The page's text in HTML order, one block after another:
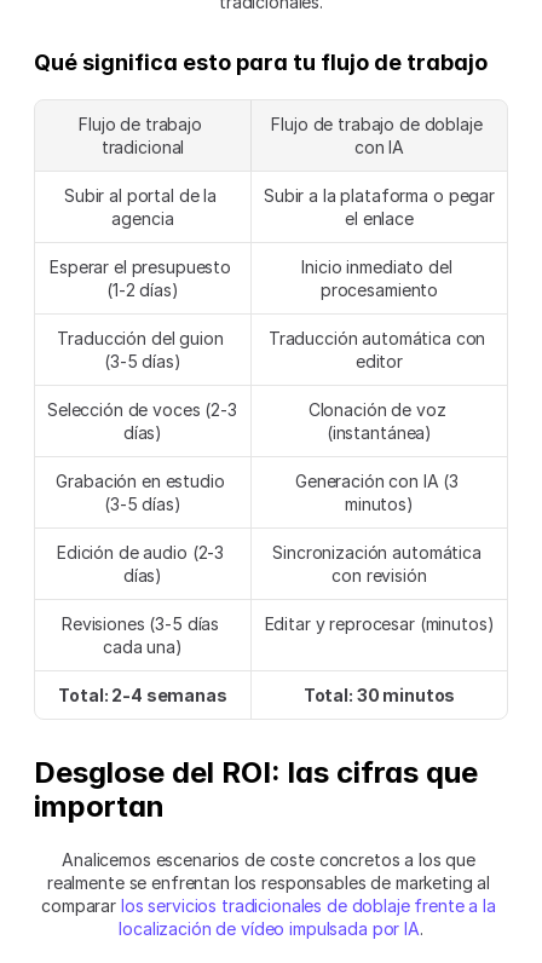
Qué significa esto para tu flujo de trabajo
Flujo de trabajo
tradicional
Flujo de trabajo de doblaje
con IA
Subir al portal de la
agencia
Subir a la plataforma o pegar
el enlace
Esperar el presupuesto
(1-2 días)
Inicio inmediato del
procesamiento
Traducción del guion
(3-5 días)
Traducción automática con
editor
Selección de voces (2-3
días)
Clonación de voz
(instantánea)
Grabación en estudio
(3-5 días)
Generación con IA (3
minutos)
Edición de audio (2-3
días)
Sincronización automática
con revisión
Revisiones (3-5 días
cada una)
Editar y reprocesar (minutos)
Total: 2-4 semanas Total: 30 minutos
Desglose del ROI: las cifras que
importan
Analicemos escenarios de coste concretos a los que
realmente se enfrentan los responsables de marketing al
comparar los servicios tradicionales de doblaje frente a la
localización de vídeo impulsada por IA.